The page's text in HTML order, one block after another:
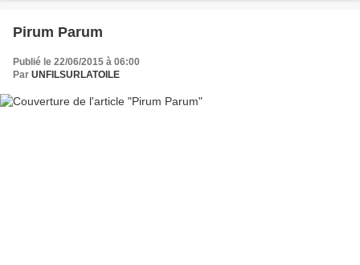
Pirum Parum
Publié le 22/06/2015 à 06:00
Par UNFILSURLATOILE